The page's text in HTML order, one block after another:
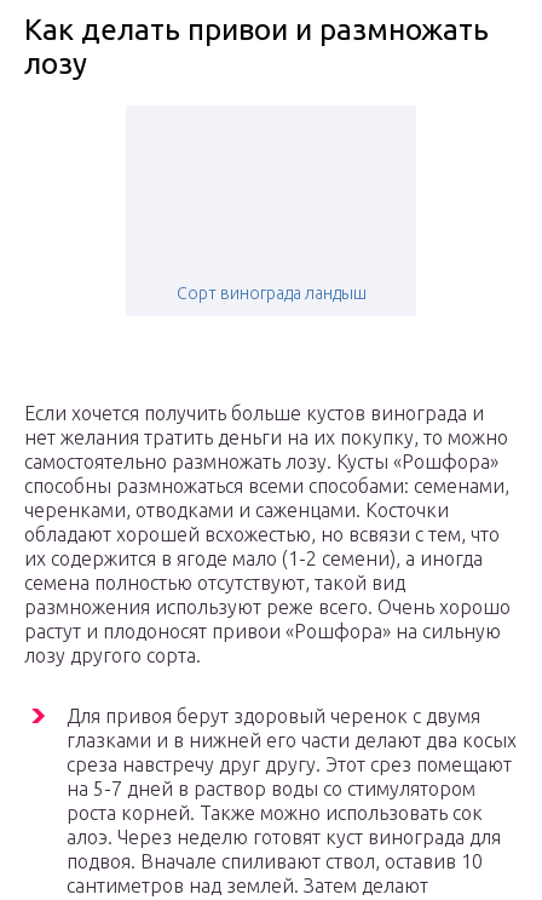
Как делать привои и размножать
лозу
Сорт винограда ландыш
Если хочется получить больше кустов винограда и
нет желания тратить деньги на их покупку, то можно
самостоятельно размножать лозу. Кусты «Рошфора»
способны размножаться всеми способами: семенами,
черенками, отводками и саженцами. Косточки
обладают хорошей всхожестью, но всвязи с тем, что
их содержится в ягоде мало (1-2 семени), а иногда
семена полностью отсутствуют, такой вид
размножения используют реже всего. Очень хорошо
растут и плодоносят привои «Рошфора» на сильную
лозу другого сорта.
Для привоя берут здоровый черенок с двумя
глазками и в нижней его части делают два косых
среза навстречу друг другу. Этот срез помещают
на 5-7 дней в раствор воды со стимулятором
роста корней. Также можно использовать сок
алоэ. Через неделю готовят куст винограда для
подвоя. Вначале спиливают ствол, оставив 10
сантиметров над землей. Затем делают